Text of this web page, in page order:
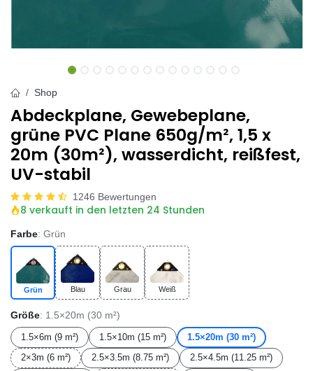
Shop
Abdeckplane, Gewebeplane,
grüne PVC Plane 650g/m², 1,5 x
20m (30m²), wasserdicht, reißfest,
UV-stabil
1246 Bewertungen
8 verkauft in den letzten 24 Stunden
Farbe: Grün
Grün Blau Grau Weiß
Größe: 1.5×20m (30 m²)
1.5×6m (9 m²) 1.5×10m (15 m²)
1.5×20m (30 m²)
2×3m (6 m²)
2.5×3.5m (8.75 m²)
2.5×4.5m (11.25 m²)